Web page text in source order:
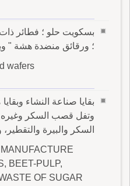
بسكويت حلو ؛ فطائر
؛ ورقائق منضدة هشة "
wafers
بقايا صناعة النشاء
وتفل قصب السكر وغيره
السكر والبيرة
BEET-PULP,
OF SUGAR